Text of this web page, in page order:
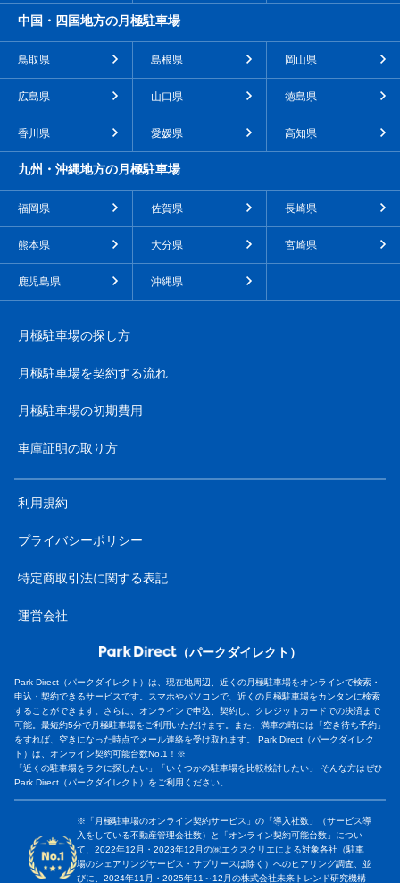
中国・四国地方の月極駐車場
鳥取県 島根県 岡山県
広島県 山口県 徳島県
香川県 愛媛県 高知県
九州・沖縄地方の月極駐車場
福岡県 佐賀県 長崎県
熊本県 大分県 宮崎県
鹿児島県 沖縄県
月極駐車場の探し方
月極駐車場を契約する流れ
月極駐車場の初期費用
車庫証明の取り方
利用規約
プライバシーポリシー
特定商取引法に関する表記
運営会社
（パークダイレクト）
Park Direct（パークダイレクト）は、現在地周辺、近くの月極駐車場をオンラインで検索・
申込・契約できるサービスです。スマホやパソコンで、近くの月極駐車場をカンタンに検索
することができます。さらに、オンラインで申込、契約し、クレジットカードでの決済まで
可能。最短約5分で月極駐車場をご利用いただけます。また、満車の時には「空き待ち予約」
をすれば、空きになった時点でメール連絡を受け取れます。 Park Direct（パークダイレク
ト）は、オンライン契約可能台数No.1！※
「近くの駐車場をラクに探したい」「いくつかの駐車場を比較検討したい」 そんな方はぜひ
Park Direct（パークダイレクト）をご利用ください。
※「月極駐車場のオンライン契約サービス」の「導入社数」（サービス導
入をしている不動産管理会社数）と「オンライン契約可能台数」につい
て、2022年12月・2023年12月の㈱エクスクリエによる対象各社（駐車
場のシェアリングサービス・サブリースは除く）へのヒアリング調査、並
びに、2024年11月・2025年11～12月の株式会社未来トレンド研究機構